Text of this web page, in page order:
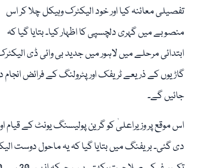
تفصیلی معائنہ کیا اور خود الیکٹرک وہیکل چلا کر اس
منصوبے میں گہری دلچسپی کا اظہار کیا۔ بتایا گیا کہ
ابتدائی مرحلے میں لاہور میں جدید بی وائی ڈی
گاڑیوں کے ذریعے ٹریفک اور پٹرولنگ کے فرائض انجام
جائیں گے۔
اس موقع پر وزیراعلیٰ کو گرین پولیسنگ یونٹ کے